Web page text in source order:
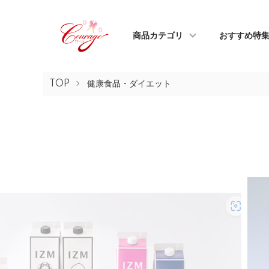
商品カテゴリ おすすめ特
TOP 健康食品・ダイエット